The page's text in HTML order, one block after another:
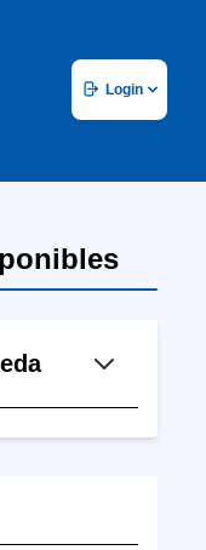
Login